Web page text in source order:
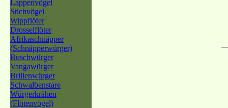
Lappenvögel
Stichvögel
Wippflöter
Drosselflöter
Afrikaschnäpper
(Schnäpperwürger)
Buschwürger
Vangawürger
Brillenwürger
Schwalbenstare
Würgerkrähen
(Flötenvögel)